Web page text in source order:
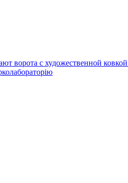
ворота с художественной